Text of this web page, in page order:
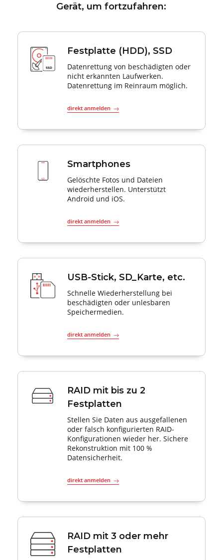
Gerät, um fortzufahren:
Festplatte (HDD), SSD
Datenrettung von beschädigten oder
nicht erkannten Laufwerken.
Datenrettung im Reinraum möglich.
direkt anmelden
Smartphones
Gelöschte Fotos und Dateien
wiederherstellen. Unterstützt
Android und iOS.
direkt anmelden
USB-Stick, SD_Karte, etc.
Schnelle Wiederherstellung bei
beschädigten oder unlesbaren
Speichermedien.
direkt anmelden
RAID mit bis zu 2
Festplatten
Stellen Sie Daten aus ausgefallenen
oder falsch konfigurierten RAID-
Konfigurationen wieder her. Sichere
Rekonstruktion mit 100 %
Datensicherheit.
direkt anmelden
RAID mit 3 oder mehr
Festplatten